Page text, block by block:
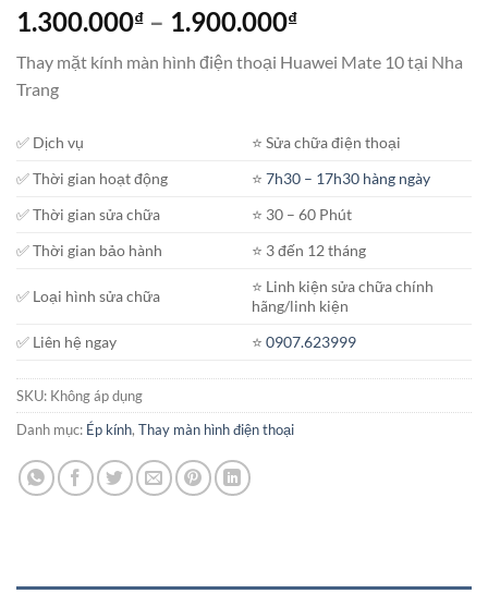
1.300.000₫ – 1.900.000₫Khoảng
từ
1.900.000₫
Thay mặt kính màn hình điện thoại Huawei Mate 10 tại Nha
Trang
✅ Dịch vụ
⭐️ Sửa chữa điện thoại
✅ Thời gian hoạt động
⭐️7h30 – 17h30 hàng ngày
✅ Thời gian sửa chữa
⭐️ 30 – 60 Phút
✅ Thời gian bảo hành
⭐️ 3 đến 12 tháng
✅ Loại hình sửa chữa
⭐️ Linh kiện sửa chữa chính
hãng/linh kiện
✅ Liên hệ ngay
⭐️0907.623999
SKU: Không áp dụng
Danh mục: Ép kính, Thay màn hình điện thoại